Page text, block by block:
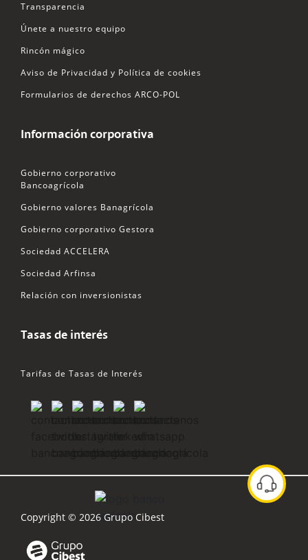
Transparencia
Únete a nuestro equipo
Rincón mágico
Aviso de Privacidad y Política de cookies
Formularios de derechos ARCO-POL
Información corporativa
Gobierno corporativo
Bancoagrícola
Gobierno valores Banagrícola
Gobierno corporativo Gestora
Sociedad ACCELERA
Sociedad Arfinsa
Relación con inversionistas
Tasas de interés
Tarifas de Tasas de Interés
Copyright © 2026 Grupo Cibest